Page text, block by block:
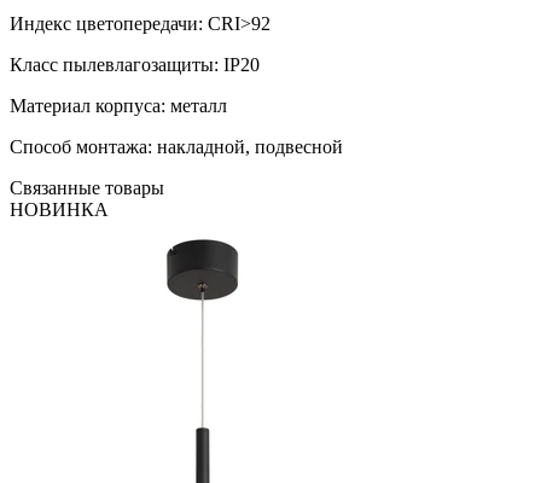
Индекс цветопередачи: CRI>92
Класс пылевлагозащиты: IP20
Материал корпуса: металл
Способ монтажа: накладной, подвесной
Связанные товары
НОВИНКА